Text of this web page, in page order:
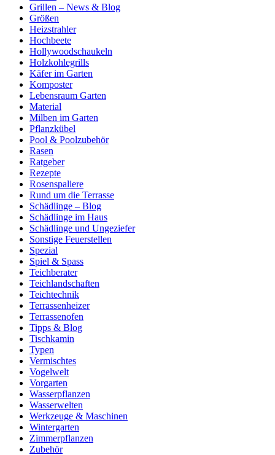
Grillen – News & Blog
Größen
Heizstrahler
Hochbeete
Hollywoodschaukeln
Holzkohlegrills
Käfer im Garten
Komposter
Lebensraum Garten
Material
Milben im Garten
Pflanzkübel
Pool & Poolzubehör
Rasen
Ratgeber
Rezepte
Rosenspaliere
Rund um die Terrasse
Schädlinge – Blog
Schädlinge im Haus
Schädlinge und Ungeziefer
Sonstige Feuerstellen
Spezial
Spiel & Spass
Teichberater
Teichlandschaften
Teichtechnik
Terrassenheizer
Terrassenofen
Tipps & Blog
Tischkamin
Typen
Vermischtes
Vogelwelt
Vorgarten
Wasserpflanzen
Wasserwelten
Werkzeuge & Maschinen
Wintergarten
Zimmerpflanzen
Zubehör